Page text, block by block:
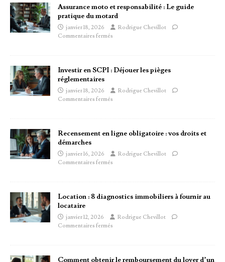
Assurance moto et responsabilité : Le guide
pratique du motard
janvier 18, 2026
Rodrigue Chevillot
Commentaires fermés
Investir en SCPI : Déjouer les pièges
réglementaires
janvier 18, 2026
Rodrigue Chevillot
Commentaires fermés
Recensement en ligne obligatoire : vos droits et
démarches
janvier 16, 2026
Rodrigue Chevillot
Commentaires fermés
Location : 8 diagnostics immobiliers à fournir au
locataire
janvier 12, 2026
Rodrigue Chevillot
Commentaires fermés
Comment obtenir le remboursement du loyer d’un